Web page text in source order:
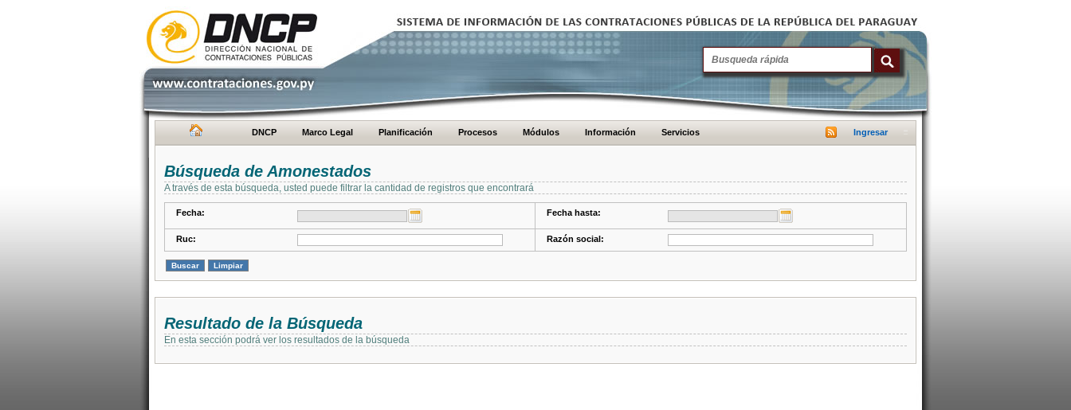
DNCP Marco Legal Planificación Procesos Módulos Información Servicios Ingresar
Búsqueda de Amonestados
A través de esta búsqueda, usted puede filtrar la cantidad de registros que encontrará
Fecha: Fecha hasta:
Ruc: Razón social:
Resultado de la Búsqueda
En esta sección podrá ver los resultados de la búsqueda